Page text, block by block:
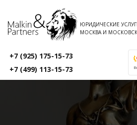
ЮРИДИЧЕСКИЕ
МОСКВА И
+7 (925) 175-15-73
+7 (499) 113-15-73